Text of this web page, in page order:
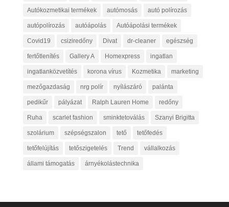
Autókozmetikai termékek autómosás autó polírozás
autópolírozás autóápolás Autóápolási termékek
Covid19 csiziredőny Divat dr-cleaner egészség
fertőtlenítés Gallery A Homexpress ingatlan
ingatlanközvetítés korona vírus Kozmetika marketing
mezőgazdaság nrg polír nyílászáró palánta
pedikűr pályázat Ralph Lauren Home redőny
Ruha scarlet fashion sminktetoválás Szanyi Brigitta
szolárium szépségszalon tető tetőfedés
tetőfelújítás tetőszigetelés Trend vállalkozás
állami támogatás árnyékolástechnika